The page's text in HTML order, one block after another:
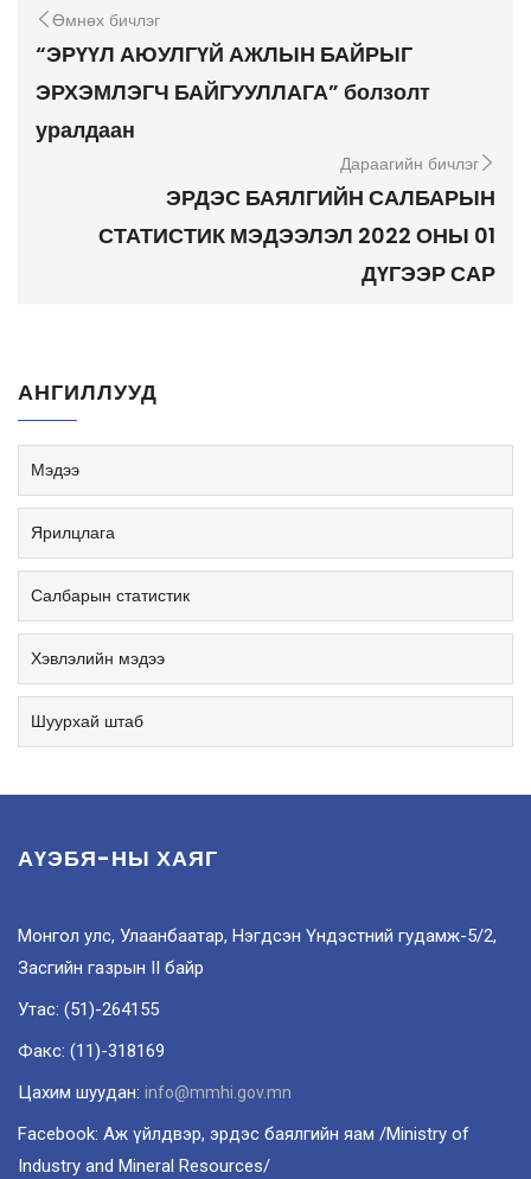
Өмнөх бичлэг
“ЭРҮҮЛ АЮУЛГҮЙ АЖЛЫН БАЙРЫГ
ЭРХЭМЛЭГЧ БАЙГУУЛЛАГА” болзолт
уралдаан
Дараагийн бичлэг
ЭРДЭС БАЯЛГИЙН САЛБАРЫН
СТАТИСТИК МЭДЭЭЛЭЛ 2022 ОНЫ 01
ДҮГЭЭР САР
АНГИЛЛУУД
Мэдээ
Ярилцлага
Салбарын статистик
Хэвлэлийн мэдээ
Шуурхай штаб
АҮЭБЯ-НЫ ХАЯГ
Монгол улс, Улаанбаатар, Нэгдсэн Үндэстний гудамж-5/2,
Засгийн газрын II байр
Утас: (51)-264155
Факс: (11)-318169
Цахим шуудан: info@mmhi.gov.mn
Facebook: Аж үйлдвэр, эрдэс баялгийн яам /Ministry of
Industry and Mineral Resources/